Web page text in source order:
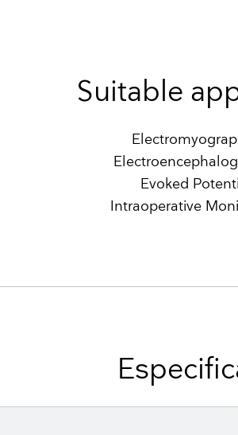
Suitable
Evoked
​Intraoperative